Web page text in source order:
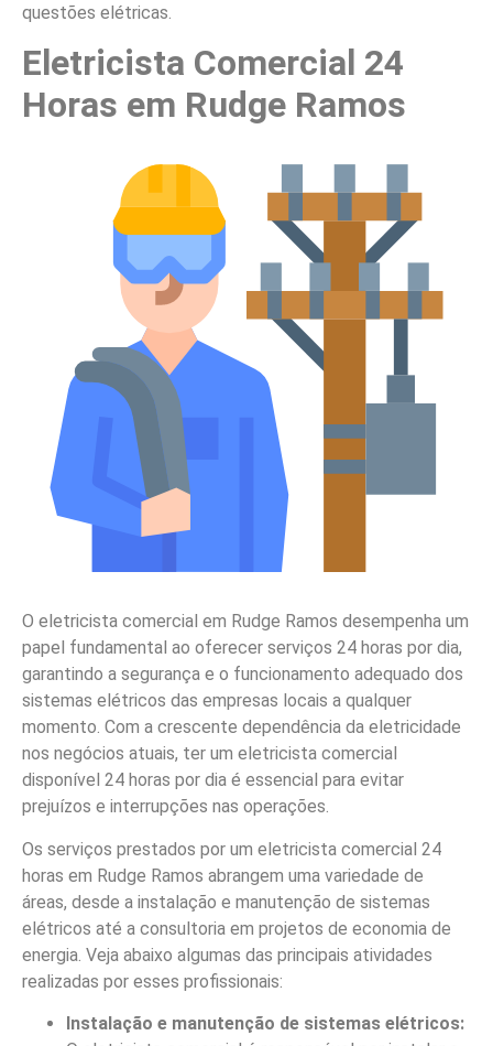
questões elétricas.
Eletricista Comercial 24
Horas em Rudge Ramos
O eletricista comercial em Rudge Ramos desempenha um
papel fundamental ao oferecer serviços 24 horas por dia,
garantindo a segurança e o funcionamento adequado dos
sistemas elétricos das empresas locais a qualquer
momento. Com a crescente dependência da eletricidade
nos negócios atuais, ter um eletricista comercial
disponível 24 horas por dia é essencial para evitar
prejuízos e interrupções nas operações.
Os serviços prestados por um eletricista comercial 24
horas em Rudge Ramos abrangem uma variedade de
áreas, desde a instalação e manutenção de sistemas
elétricos até a consultoria em projetos de economia de
energia. Veja abaixo algumas das principais atividades
realizadas por esses profissionais:
Instalação e manutenção de sistemas elétricos: